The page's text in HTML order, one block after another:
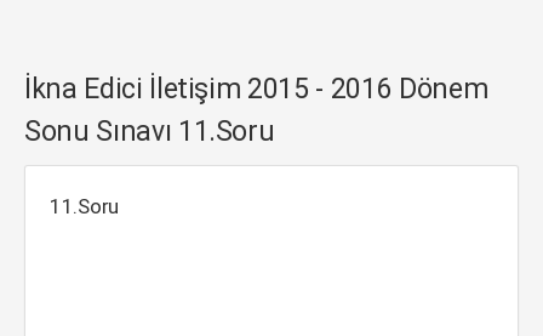
İkna Edici İletişim 2015 - 2016 Dönem
Sonu Sınavı 11.Soru
11.Soru